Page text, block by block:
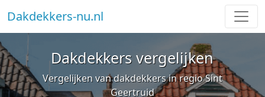
Dakdekkers-nu.nl
Dakdekkers vergelijken
Vergelijken van dakdekkers in regio Sint
Geertruid